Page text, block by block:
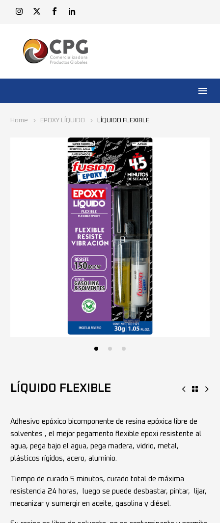
Home EPOXY LÍQUIDO LÍQUIDO FLEXIBLE
LÍQUIDO FLEXIBLE
Adhesivo epóxico bicomponente de resina epóxica libre de
solventes , el mejor pegamento flexible epoxi resistente al
agua, pega bajo el agua, pega madera, vidrio, metal,
plásticos rígidos, acero, aluminio.
Tiempo de curado 5 minutos, curado total de máxima
resistencia 24 horas, luego se puede desbastar, pintar, lijar,
mecanizar y sumergir en aceite, gasolina y diésel.